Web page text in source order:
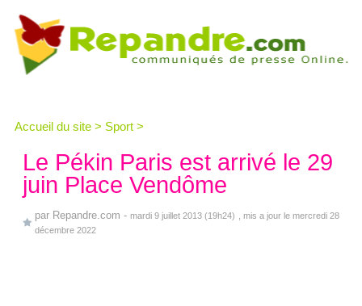
Accueil du site > Sport >
Le Pékin Paris est arrivé le 29
juin Place Vendôme
par Repandre.com - mardi 9 juillet 2013 (19h24)
, mis a jour le mercredi 28
décembre 2022